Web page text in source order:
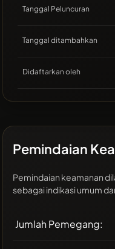
Tanggal Peluncuran
Tanggal ditambahkan
Didaftarkan oleh
Pemindaian
Pemindaian keamanan
sebagai indikasi umum
Jumlah Pemegang: